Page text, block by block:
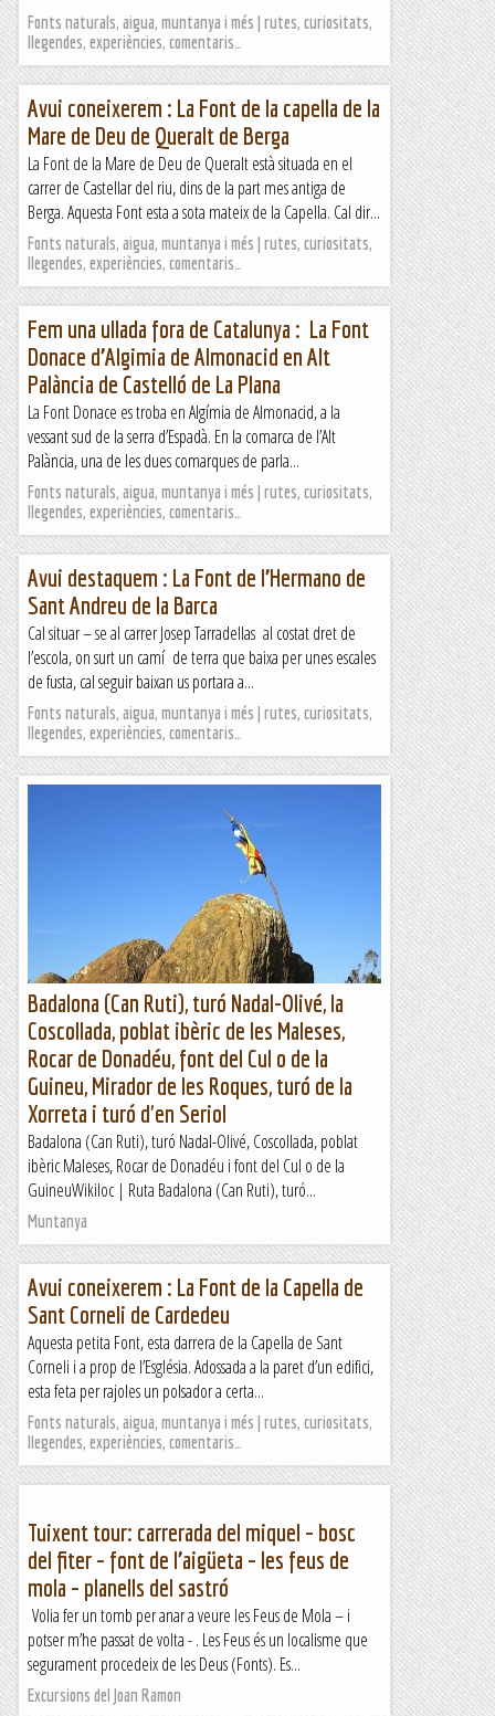
Fonts naturals, aigua, muntanya i més | rutes, curiositats,
llegendes, experiències, comentaris…
Avui coneixerem : La Font de la capella de la
Mare de Deu de Queralt de Berga
La Font de la Mare de Deu de Queralt està situada en el
carrer de Castellar del riu, dins de la part mes antiga de
Berga. Aquesta Font esta a sota mateix de la Capella. Cal dir...
Fonts naturals, aigua, muntanya i més | rutes, curiositats,
llegendes, experiències, comentaris…
Fem una ullada fora de Catalunya : La Font
Donace d’Algimia de Almonacid en Alt
Palància de Castelló de La Plana
La Font Donace es troba en Algímia de Almonacid, a la
vessant sud de la serra d’Espadà. En la comarca de l’Alt
Palància, una de les dues comarques de parla...
Fonts naturals, aigua, muntanya i més | rutes, curiositats,
llegendes, experiències, comentaris…
Avui destaquem : La Font de l’Hermano de
Sant Andreu de la Barca
Cal situar – se al carrer Josep Tarradellas al costat dret de
l’escola, on surt un camí de terra que baixa per unes escales
de fusta, cal seguir baixan us portara a...
Fonts naturals, aigua, muntanya i més | rutes, curiositats,
llegendes, experiències, comentaris…
Badalona (Can Ruti), turó Nadal-Olivé, la
Coscollada, poblat ibèric de les Maleses,
Rocar de Donadéu, font del Cul o de la
Guineu, Mirador de les Roques, turó de la
Xorreta i turó d'en Seriol
Badalona (Can Ruti), turó Nadal-Olivé, Coscollada, poblat
ibèric Maleses, Rocar de Donadéu i font del Cul o de la
GuineuWikiloc | Ruta Badalona (Can Ruti), turó...
Muntanya
Avui coneixerem : La Font de la Capella de
Sant Corneli de Cardedeu
Aquesta petita Font, esta darrera de la Capella de Sant
Corneli i a prop de l’Església. Adossada a la paret d’un edifici,
esta feta per rajoles un polsador a certa...
Fonts naturals, aigua, muntanya i més | rutes, curiositats,
llegendes, experiències, comentaris…
Tuixent tour: carrerada del miquel – bosc
del fiter – font de l’aigüeta – les feus de
mola – planells del sastró
Volia fer un tomb per anar a veure les Feus de Mola – i
potser m’he passat de volta - . Les Feus és un localisme que
segurament procedeix de les Deus (Fonts). Es...
Excursions del Joan Ramon